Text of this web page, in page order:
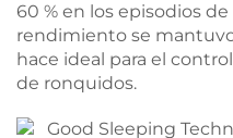
60 % en los episodios
rendimiento se
hace ideal para el
de ronquidos.